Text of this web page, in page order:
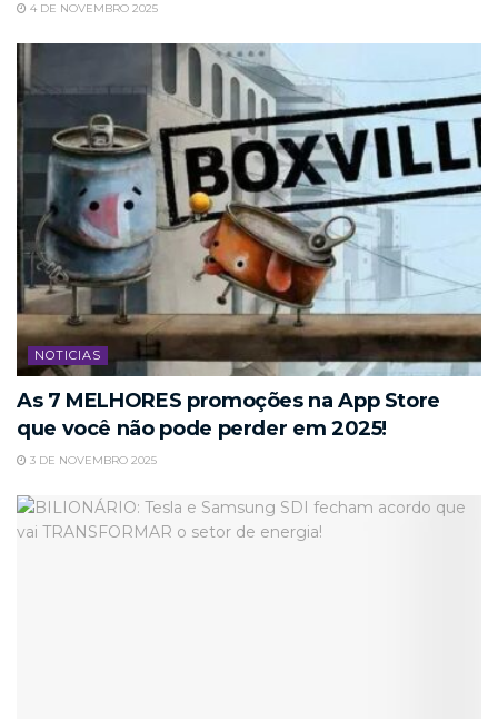
4 DE NOVEMBRO 2025
NOTICIAS
As 7 MELHORES promoções na App Store
que você não pode perder em 2025!
3 DE NOVEMBRO 2025